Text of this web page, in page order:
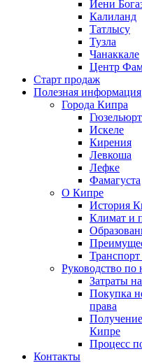
Йени
Калиланд
Татлысу
Тузла
Чанаккале
Центр
Старт продаж
Полезная информация
Города Кипра
Гюзельюрт
Искеле
Кирения
Левкоша
Лефке
Фамагуста
О Кипре
История
Климат и
Руководство
Затраты
Покупка
права
Кипре
Процесс
Контакты